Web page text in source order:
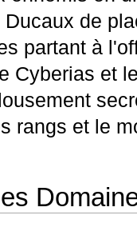
de
partant à
Cyberias et
rangs et le